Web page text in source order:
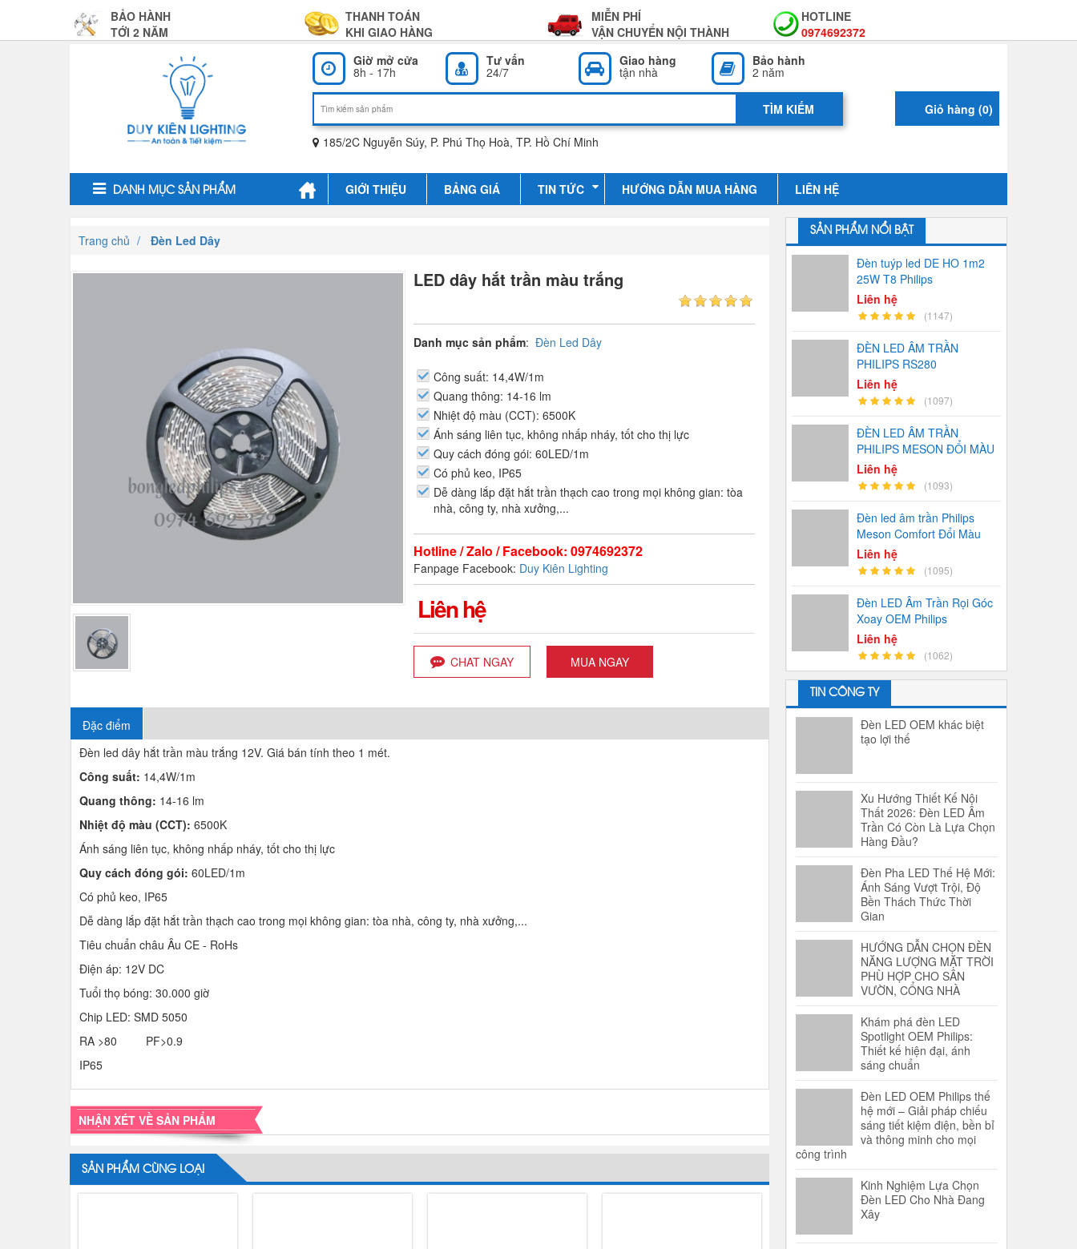
BẢO HÀNH
TỚI 2 NĂM
THANH TOÁN
KHI GIAO HÀNG
MIỄN PHÍ
VẬN CHUYỂN NỘI THÀNH
HOTLINE
0974692372
Giờ mở cửa
8h - 17h
Tư vấn
24/7
Giao hàng
tận nhà
Bảo hành
2 năm
185/2C Nguyễn Súy, P. Phú Thọ Hoà, TP. Hồ Chí Minh
Giỏ hàng (0)
DANH MỤC SẢN PHẨM GIỚI THIỆU BẢNG GIÁ TIN TỨC HƯỚNG DẪN MUA HÀNG LIÊN HỆ
Trang chủ Đèn Led Dây
LED dây hắt trần màu trắng
Danh mục sản phẩm:Đèn Led Dây
Công suất: 14,4W/1m
Quang thông: 14-16 lm
Nhiệt độ màu (CCT): 6500K
Ánh sáng liên tục, không nhấp nháy, tốt cho thị lực
Quy cách đóng gói: 60LED/1m
Có phủ keo, IP65
Dễ dàng lắp đặt hắt trần thạch cao trong mọi không gian: tòa
nhà, công ty, nhà xưởng,...
Hotline / Zalo / Facebook: 0974692372
Fanpage Facebook: Duy Kiên Lighting
Liên hệ
CHAT NGAY MUA NGAY
Đặc điểm
Đèn led dây hắt trần màu trắng 12V. Giá bán tính theo 1 mét.
Công suất: 14,4W/1m
Quang thông: 14-16 lm
Nhiệt độ màu (CCT): 6500K
Ánh sáng liên tục, không nhấp nháy, tốt cho thị lực
Quy cách đóng gói: 60LED/1m
Có phủ keo, IP65
Dễ dàng lắp đặt hắt trần thạch cao trong mọi không gian: tòa nhà, công ty, nhà xưởng,...
Tiêu chuẩn châu Âu CE - RoHs
Điện áp: 12V DC
Tuổi thọ bóng: 30.000 giờ
Chip LED: SMD 5050
RA >80 PF>0.9
IP65
NHẬN XÉT VỀ SẢN PHẨM
SẢN PHẨM CÙNG LOẠI
SẢN PHẨM NỔI BẬT
Đèn tuýp led DE HO 1m2
25W T8 Philips
Liên hệ
(1147)
ĐÈN LED ÂM TRẦN
PHILIPS RS280
Liên hệ
(1097)
ĐÈN LED ÂM TRẦN
PHILIPS MESON ĐỔI MÀU
Liên hệ
(1093)
Đèn led âm trần Philips
Meson Comfort Đổi Màu
Liên hệ
(1095)
Đèn LED Âm Trần Rọi Góc
Xoay OEM Philips
Liên hệ
(1062)
TIN CÔNG TY
Đèn LED OEM khác biệt
tạo lợi thế
Xu Hướng Thiết Kế Nội
Thất 2026: Đèn LED Âm
Trần Có Còn Là Lựa Chọn
Hàng Đầu?
Đèn Pha LED Thế Hệ Mới:
Ánh Sáng Vượt Trội, Độ
Bền Thách Thức Thời
Gian
HƯỚNG DẪN CHỌN ĐÈN
NĂNG LƯỢNG MẶT TRỜI
PHÙ HỢP CHO SÂN
VƯỜN, CỔNG NHÀ
Khám phá đèn LED
Spotlight OEM Philips:
Thiết kế hiện đại, ánh
sáng chuẩn
Đèn LED OEM Philips thế
hệ mới – Giải pháp chiếu
sáng tiết kiệm điện, bền bỉ
và thông minh cho mọi
công trình
Kinh Nghiệm Lựa Chọn
Đèn LED Cho Nhà Đang
Xây